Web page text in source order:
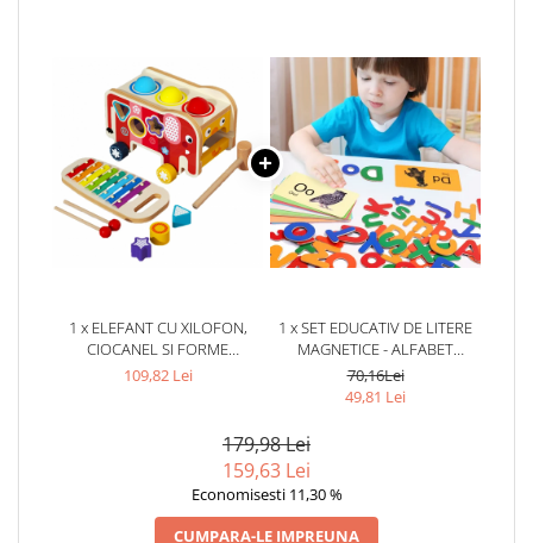
1 x ELEFANT CU XILOFON,
CIOCANEL SI FORME
COLORATE
109,82 Lei
1 x SET EDUCATIV DE LITERE
MAGNETICE - ALFABET
COLORAT PENTRU COPII
70,16Lei
49,81 Lei
179,98 Lei
159,63 Lei
Economisesti 11,30 %
CUMPARA-LE IMPREUNA